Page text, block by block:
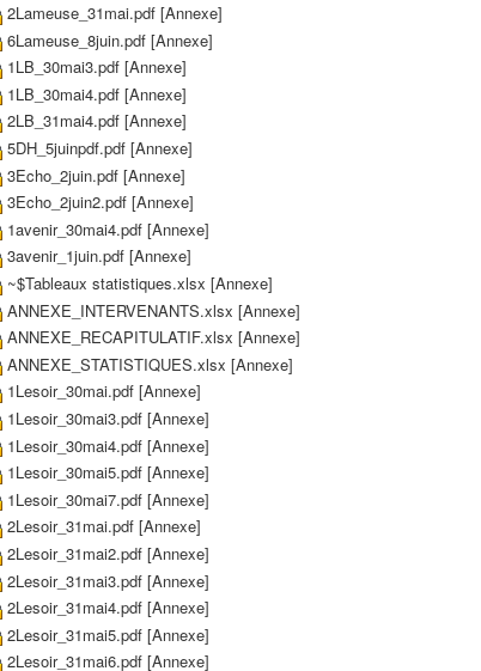
2Lameuse_31mai.pdf [Annexe]
6Lameuse_8juin.pdf [Annexe]
1LB_30mai3.pdf [Annexe]
1LB_30mai4.pdf [Annexe]
2LB_31mai4.pdf [Annexe]
5DH_5juinpdf.pdf [Annexe]
3Echo_2juin.pdf [Annexe]
3Echo_2juin2.pdf [Annexe]
1avenir_30mai4.pdf [Annexe]
3avenir_1juin.pdf [Annexe]
~$Tableaux statistiques.xlsx [Annexe]
ANNEXE_INTERVENANTS.xlsx [Annexe]
ANNEXE_RECAPITULATIF.xlsx [Annexe]
ANNEXE_STATISTIQUES.xlsx [Annexe]
1Lesoir_30mai.pdf [Annexe]
1Lesoir_30mai3.pdf [Annexe]
1Lesoir_30mai4.pdf [Annexe]
1Lesoir_30mai5.pdf [Annexe]
1Lesoir_30mai7.pdf [Annexe]
2Lesoir_31mai.pdf [Annexe]
2Lesoir_31mai2.pdf [Annexe]
2Lesoir_31mai3.pdf [Annexe]
2Lesoir_31mai4.pdf [Annexe]
2Lesoir_31mai5.pdf [Annexe]
2Lesoir_31mai6.pdf [Annexe]